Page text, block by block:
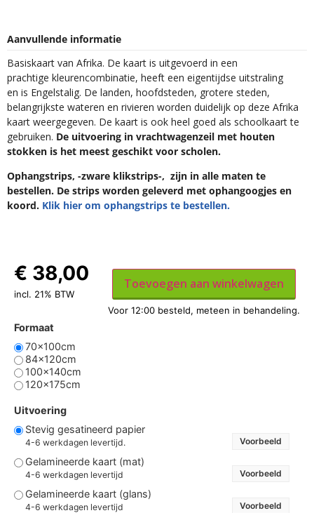
Aanvullende informatie
Basiskaart van Afrika. De kaart is uitgevoerd in een
prachtige kleurencombinatie, heeft een eigentijdse uitstraling
en is Engelstalig. De landen, hoofdsteden, grotere steden,
belangrijkste wateren en rivieren worden duidelijk op deze Afrika
kaart weergegeven. De kaart is ook heel goed als schoolkaart te
gebruiken. De uitvoering in vrachtwagenzeil met houten
stokken is het meest geschikt voor scholen.
Ophangstrips, -zware klikstrips-, zijn in alle maten te
bestellen. De strips worden geleverd met ophangoogjes en
koord. Klik hier om ophangstrips te bestellen.
Formaat
70x100cm
84x120cm
100x140cm
120x175cm
Uitvoering
Stevig gesatineerd papier
4-6 werkdagen levertijd. Voorbeeld
Gelamineerde kaart (mat)
4-6 werkdagen levertijd Voorbeeld
Gelamineerde kaart (glans)
4-6 werkdagen levertijd Voorbeeld
€ 38,00
incl. 21% BTW
Toevoegen aan winkelwagen